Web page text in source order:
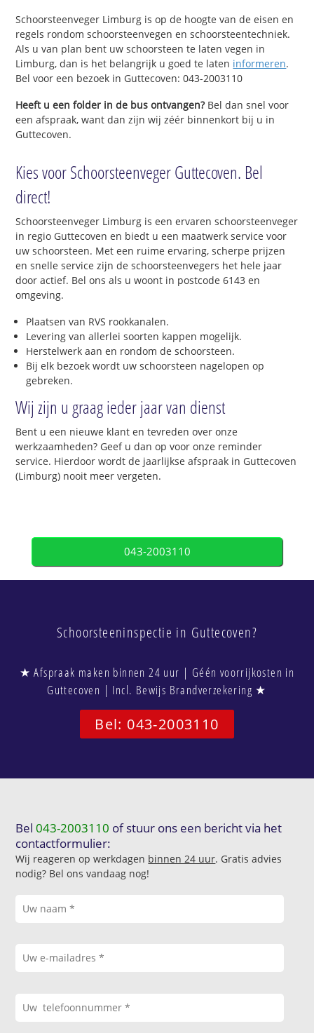
Schoorsteenveger Limburg is op de hoogte van de eisen en
regels rondom schoorsteenvegen en schoorsteentechniek.
Als u van plan bent uw schoorsteen te laten vegen in
Limburg, dan is het belangrijk u goed te laten informeren.
Bel voor een bezoek in Guttecoven: 043-2003110
Heeft u een folder in de bus ontvangen?Bel dan snel voor
een afspraak, want dan zijn wij zéér binnenkort bij u in
Guttecoven.
Kies voor Schoorsteenveger Guttecoven. Bel
direct!
Schoorsteenveger Limburg is een ervaren schoorsteenveger
in regio Guttecoven en biedt u een maatwerk service voor
uw schoorsteen. Met een ruime ervaring, scherpe prijzen
en snelle service zijn de schoorsteenvegers het hele jaar
door actief. Bel ons als u woont in postcode 6143 en
omgeving.
Plaatsen van RVS rookkanalen.
Levering van allerlei soorten kappen mogelijk.
Herstelwerk aan en rondom de schoorsteen.
Bij elk bezoek wordt uw schoorsteen nagelopen op
gebreken.
Wij zijn u graag ieder jaar van dienst
Bent u een nieuwe klant en tevreden over onze
werkzaamheden? Geef u dan op voor onze reminder
service. Hierdoor wordt de jaarlijkse afspraak in Guttecoven
(Limburg) nooit meer vergeten.
043-2003110
Schoorsteeninspectie in Guttecoven?
★ Afspraak maken binnen 24 uur | Géén voorrijkosten in
Guttecoven | Incl. Bewijs Brandverzekering ★
Bel: 043-2003110
Bel043-2003110 of stuur ons een bericht via het
contactformulier:
Wij reageren op werkdagen binnen 24 uur. Gratis advies
nodig? Bel ons vandaag nog!